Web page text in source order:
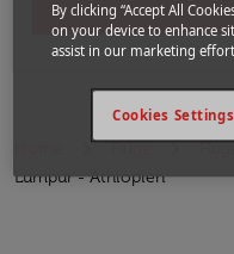
Flüge
Lumpur - Äthiopien
By clicking “Accept All
on your device to enhance
assist in our marketing
Cookies Settings